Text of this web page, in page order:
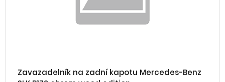
Zavazadelník na zadní kapotu Mercedes-Benz